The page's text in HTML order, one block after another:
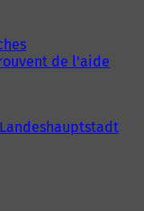
de l'aide
Landeshauptstadt